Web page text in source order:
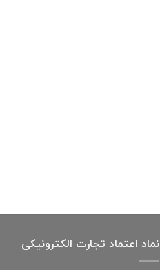
نماد اعتماد تجارت الكترونیكی